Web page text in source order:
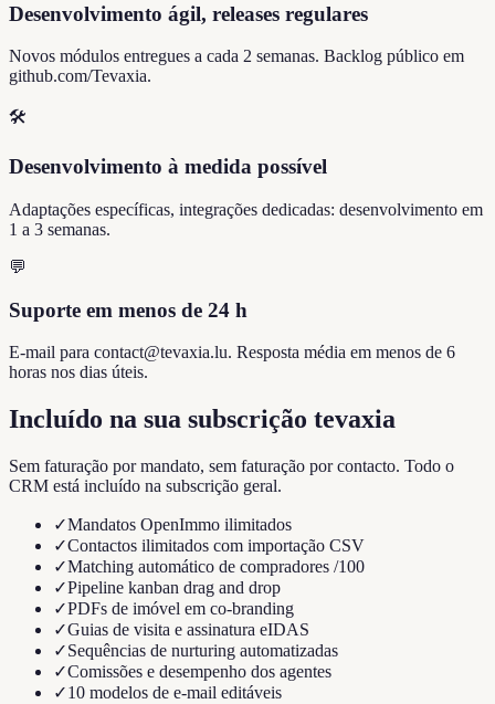
Desenvolvimento ágil, releases regulares
Novos módulos entregues a cada 2 semanas. Backlog público em
github.com/Tevaxia.
🛠️
Desenvolvimento à medida possível
Adaptações específicas, integrações dedicadas: desenvolvimento em
1 a 3 semanas.
💬
Suporte em menos de 24 h
E-mail para contact@tevaxia.lu. Resposta média em menos de 6
horas nos dias úteis.
Incluído na sua subscrição tevaxia
Sem faturação por mandato, sem faturação por contacto. Todo o
CRM está incluído na subscrição geral.
✓Mandatos OpenImmo ilimitados
✓Contactos ilimitados com importação CSV
✓Matching automático de compradores /100
✓Pipeline kanban drag and drop
✓PDFs de imóvel em co-branding
✓Guias de visita e assinatura eIDAS
✓Sequências de nurturing automatizadas
✓Comissões e desempenho dos agentes
✓10 modelos de e-mail editáveis